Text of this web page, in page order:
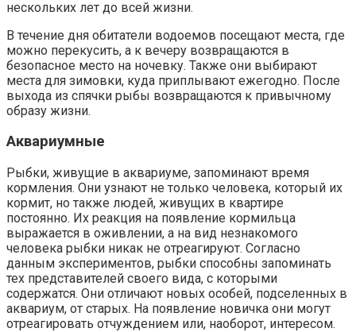
нескольких лет до всей жизни.
В течение дня обитатели водоемов посещают места, где
можно перекусить, а к вечеру возвращаются в
безопасное место на ночевку. Также они выбирают
места для зимовки, куда приплывают ежегодно. После
выхода из спячки рыбы возвращаются к привычному
образу жизни.
Аквариумные
Рыбки, живущие в аквариуме, запоминают время
кормления. Они узнают не только человека, который их
кормит, но также людей, живущих в квартире
постоянно. Их реакция на появление кормильца
выражается в оживлении, а на вид незнакомого
человека рыбки никак не отреагируют. Согласно
данным экспериментов, рыбки способны запоминать
тех представителей своего вида, с которыми
содержатся. Они отличают новых особей, подселенных в
аквариум, от старых. На появление новичка они могут
отреагировать отчуждением или, наоборот, интересом.